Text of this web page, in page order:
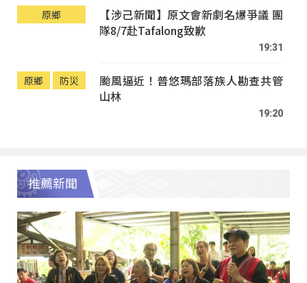
原鄉
【涉己新聞】原文會新劇名爆爭議 團
隊8/7赴Tafalong致歉
19:31
原鄉 防災
颱風逼近！普悠瑪部落族人勘查共管
山林
19:20
推薦新聞